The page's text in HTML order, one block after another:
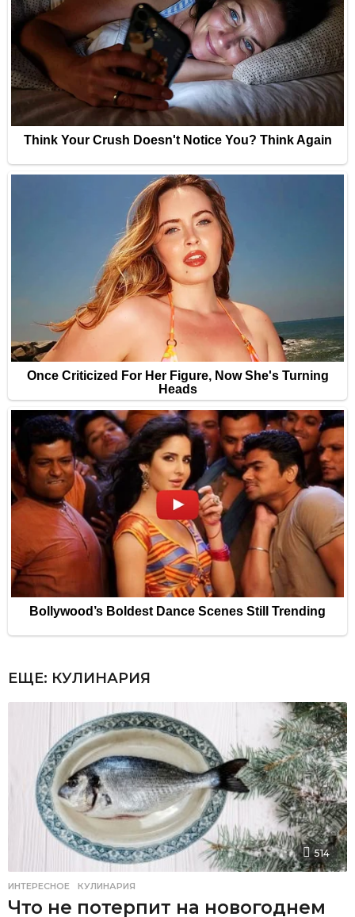
ЕЩЕ: КУЛИНАРИЯ
514
ИНТЕРЕСНОЕ ,КУЛИНАРИЯ
Что не потерпит на новогоднем